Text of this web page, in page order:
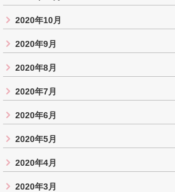
2020年10月
2020年9月
2020年8月
2020年7月
2020年6月
2020年5月
2020年4月
2020年3月